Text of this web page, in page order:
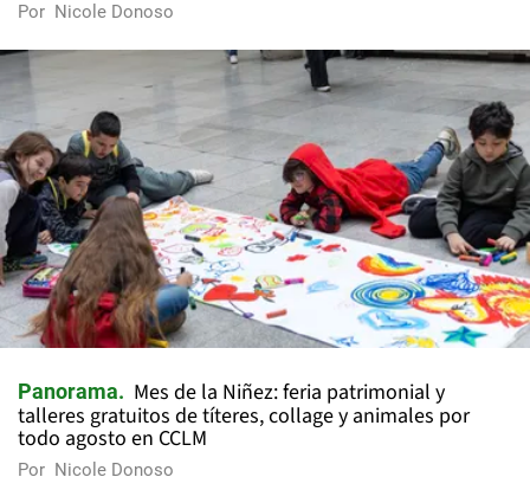
Por Nicole Donoso
Panorama
Mes de la Niñez: feria patrimonial y
talleres gratuitos de títeres, collage y animales por
todo agosto en CCLM
Por Nicole Donoso